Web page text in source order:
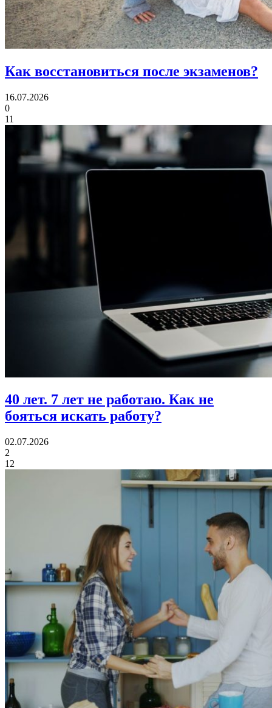
Как восстановиться после экзаменов?
16.07.2026
0
11
40 лет. 7 лет не работаю. Как не
бояться искать работу?
02.07.2026
2
12